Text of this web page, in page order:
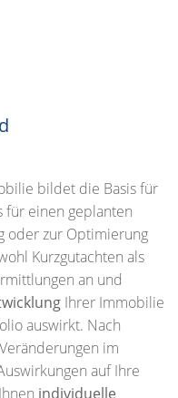
bildet die Basis für
für einen geplanten
oder zur Optimierung
Kurzgutachten als
an und
Ihrer Immobilie
auswirkt. Nach
im
auf Ihre
individuelle